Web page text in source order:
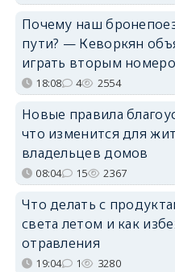
Почему наш
пути? — Кеворкян
играть вторым
18:08 4 2554
Новые правила
что изменится для
владельцев домов
08:04 15 2367
Что делать с
света летом и как
отравления
19:04 1 3280